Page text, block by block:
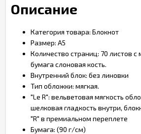
Описание
Категория товара: Блокнот
Размер: A5
Количество страниц: 70 листов
бумага слоновая кость.
Внутренний блок: без линовки
Тип обложки: мягкая.
"Le R": вельветовая мягкость
шелковая гладкость внутри,
"R" в премиальном переплете
Бумага: (90 г/см)